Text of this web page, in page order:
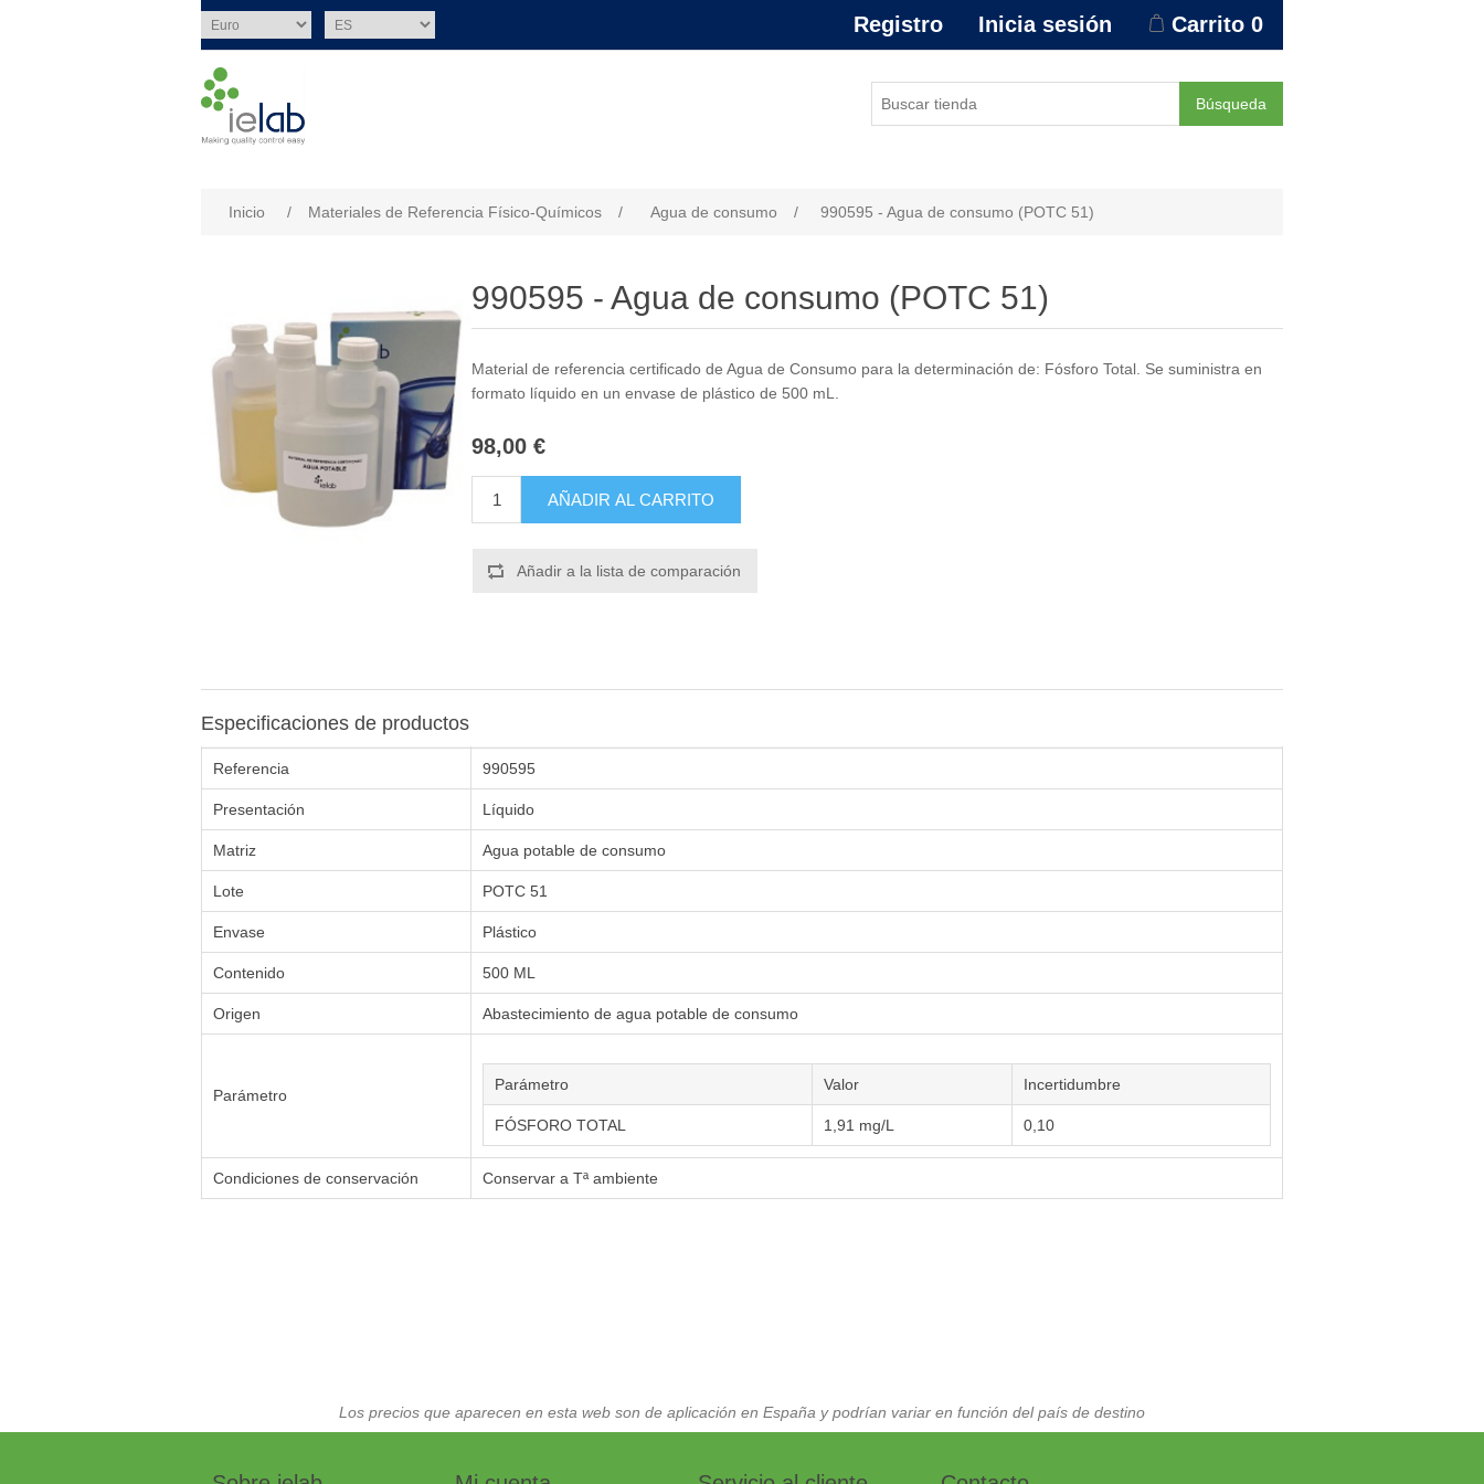
Registro Inicia sesión Carrito 0
Búsqueda
Inicio / Materiales de Referencia Físico-Químicos / Agua de consumo / 990595 - Agua de consumo (POTC 51)
990595 - Agua de consumo (POTC 51)
Material de referencia certificado de Agua de Consumo para la determinación de: Fósforo Total. Se suministra en
formato líquido en un envase de plástico de 500 mL.
98,00 €
AÑADIR AL CARRITO
Añadir a la lista de comparación
Especificaciones de productos
Referencia 990595
Presentación Líquido
Matriz Agua potable de consumo
Lote POTC 51
Envase Plástico
Contenido 500 ML
Origen Abastecimiento de agua potable de consumo
Parámetro
Parámetro Valor Incertidumbre
FÓSFORO TOTAL 1,91 mg/L 0,10
Condiciones de conservación Conservar a Tª ambiente
Los precios que aparecen en esta web son de aplicación en España y podrían variar en función del país de destino